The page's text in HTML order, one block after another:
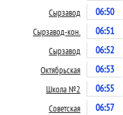
Сырзавод 06:50
Сырзавод-кон. 06:51
Сырзавод 06:52
Октябрьская 06:53
Школа №2 06:55
Советская 06:57